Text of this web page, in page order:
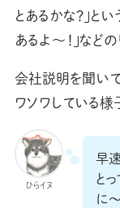
とあるかな？」と
あるよ〜！」など
会社説明を聞いて
ワソワしている様
ひらイヌ
早
と
に〜